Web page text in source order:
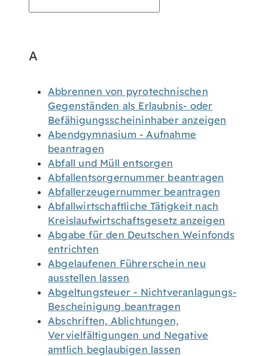
A
Abbrennen von pyrotechnischen
Gegenständen als Erlaubnis- oder
Befähigungsscheininhaber anzeigen
Abendgymnasium - Aufnahme
beantragen
Abfall und Müll entsorgen
Abfallentsorgernummer beantragen
Abfallerzeugernummer beantragen
Abfallwirtschaftliche Tätigkeit nach
Kreislaufwirtschaftsgesetz anzeigen
Abgabe für den Deutschen Weinfonds
entrichten
Abgelaufenen Führerschein neu
ausstellen lassen
Abgeltungsteuer - Nichtveranlagungs-
Bescheinigung beantragen
Abschriften, Ablichtungen,
Vervielfältigungen und Negative
amtlich beglaubigen lassen